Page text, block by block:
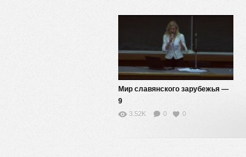
Мир славянского зарубежья —
9
3.52K 0 0